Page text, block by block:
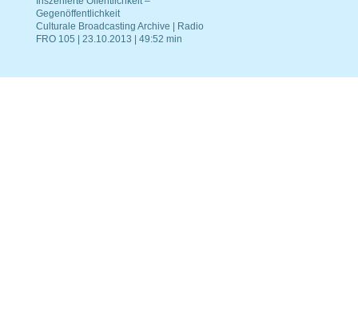
Gegenöffentlichkeit
Culturale Broadcasting Archive | Radio
FRO 105 | 23.10.2013 | 49:52 min